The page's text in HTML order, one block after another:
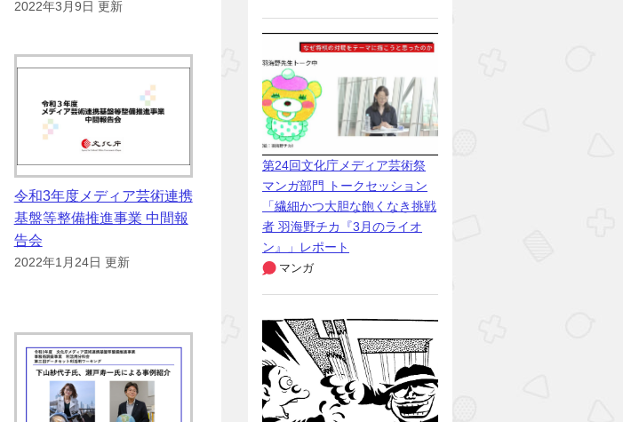
2022年3月9日 更新
令和3年度メディア芸術連携
基盤等整備推進事業 中間報
告会
2022年1月24日 更新
第24回文化庁メディア芸術祭
マンガ部門 トークセッション
「繊細かつ大胆な飽くなき挑戦
者 羽海野チカ『3月のライオ
ン』」レポート
マンガ